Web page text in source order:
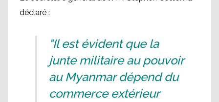
déclaré :
"Il est évident que la
junte militaire au pouvoir
au Myanmar dépend du
commerce extérieur